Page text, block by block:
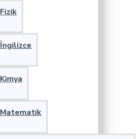
Fizik
İngilizce
Kimya
Matematik